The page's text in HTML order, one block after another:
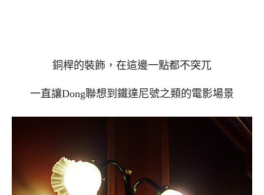
銅桿的裝飾，在這邊一點都不突兀
一直讓Dong聯想到鐵達尼號之類的電影場景